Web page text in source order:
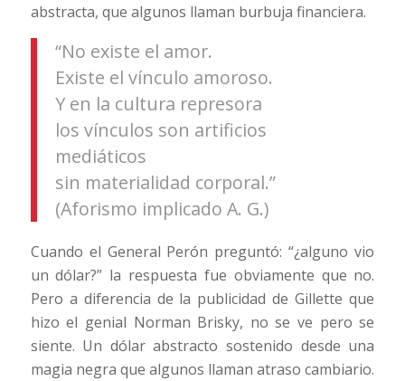
abstracta, que algunos llaman burbuja financiera.
“No existe el amor.
Existe el vínculo amoroso.
Y en la cultura represora
los vínculos son artificios
mediáticos
sin materialidad corporal.”
(Aforismo implicado A. G.)
Cuando el General Perón preguntó: “¿alguno vio
un dólar?” la respuesta fue obviamente que no.
Pero a diferencia de la publicidad de Gillette que
hizo el genial Norman Brisky, no se ve pero se
siente. Un dólar abstracto sostenido desde una
magia negra que algunos llaman atraso cambiario.